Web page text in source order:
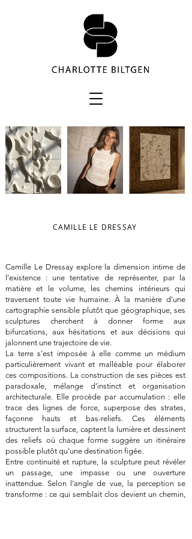
CAMILLE LE DRESSAY
Camille Le Dressay explore la dimension intime de
l’existence : une tentative de représenter, par la
matière et le volume, les chemins intérieurs qui
traversent toute vie humaine. À la manière d’une
cartographie sensible plutôt que géographique, ses
sculptures cherchent à donner forme aux
bifurcations, aux hésitations et aux décisions qui
jalonnent une trajectoire de vie.
La terre s’est imposée à elle comme un médium
particulièrement vivant et malléable pour élaborer
ces compositions. La construction de ses pièces est
paradoxale, mélange d'instinct et organisation
architecturale. Elle procède par accumulation : elle
trace des lignes de force, superpose des strates,
façonne hauts et bas-reliefs. Ces éléments
structurent la surface, captent la lumière et dessinent
des reliefs où chaque forme suggère un itinéraire
possible plutôt qu’une destination figée.
Entre continuité et rupture, la sculpture peut révéler
un passage, une impasse ou une ouverture
inattendue. Selon l’angle de vue, la perception se
transforme : ce qui semblait clos devient un chemin,